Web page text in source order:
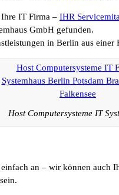
Ihre IT Firma – IHR
GmbH gefunden.
in Berlin aus einer
Host Computersysteme IT
an – wir können auch